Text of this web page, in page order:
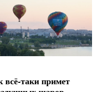
всё-таки примет